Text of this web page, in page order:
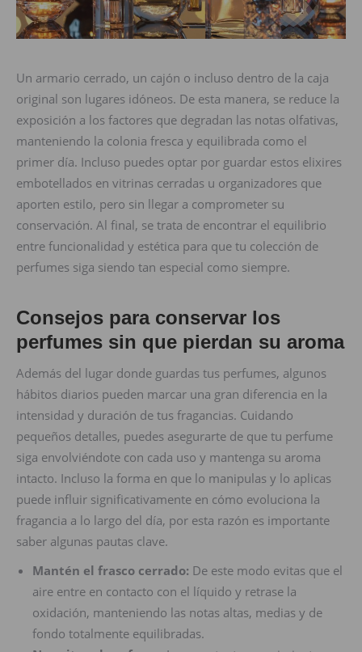
Un armario cerrado, un cajón o incluso dentro de la caja
original son lugares idóneos. De esta manera, se reduce la
exposición a los factores que degradan las notas olfativas,
manteniendo la colonia fresca y equilibrada como el
primer día. Incluso puedes optar por guardar estos elixires
embotellados en vitrinas cerradas u organizadores que
aporten estilo, pero sin llegar a comprometer su
conservación. Al final, se trata de encontrar el equilibrio
entre funcionalidad y estética para que tu colección de
perfumes siga siendo tan especial como siempre.
Consejos para conservar los
perfumes sin que pierdan su aroma
Además del lugar donde guardas tus perfumes, algunos
hábitos diarios pueden marcar una gran diferencia en la
intensidad y duración de tus fragancias. Cuidando
pequeños detalles, puedes asegurarte de que tu perfume
siga envolviéndote con cada uso y mantenga su aroma
intacto. Incluso la forma en que lo manipulas y lo aplicas
puede influir significativamente en cómo evoluciona la
fragancia a lo largo del día, por esta razón es importante
saber algunas pautas clave.
Mantén el frasco cerrado: De este modo evitas que el
aire entre en contacto con el líquido y retrase la
oxidación, manteniendo las notas altas, medias y de
fondo totalmente equilibradas.